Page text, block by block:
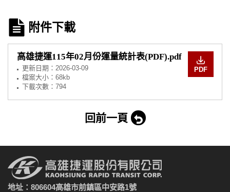
附件下載
高雄捷運115年02月份運量統計表(PDF).pdf
更新日期： 2026-03-09
檔案大小：68kb
下載次數：794
PDF
回前一頁
地址：806604高雄市前鎮區中安路1號